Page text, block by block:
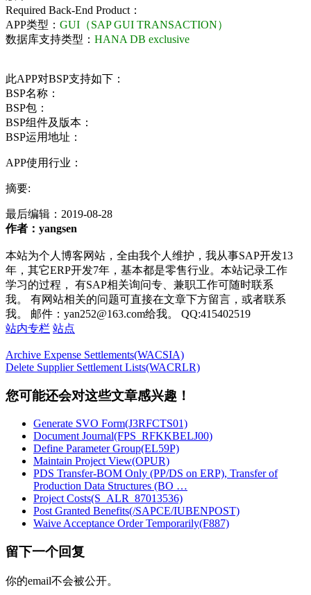
Required Back-End Product：
APP类型： GUI（SAP GUI TRANSACTION）
数据库支持类型： HANA DB exclusive
此APP对BSP支持如下：
BSP名称：
BSP包：
BSP组件及版本：
BSP运用地址：
APP使用行业：
摘要:
最后编辑： 2019-08-28
作者：yangsen
本站为个人博客网站，全由我个人维护，我从事SAP开发13
年，其它ERP开发7年，基本都是零售行业。本站记录工作
学习的过程， 有SAP相关询问专、兼职工作可随时联系
我。 有网站相关的问题可直接在文章下方留言，或者联系
我。 邮件：yan252@163.com给我。 QQ:415402519
站内专栏 站点
Archive Expense Settlements(WACSIA)
Delete Supplier Settlement Lists(WACRLR)
您可能还会对这些文章感兴趣！
Generate SVO Form(J3RFCTS01)
Document Journal(FPS_RFKKBELJ00)
Define Parameter Group(EL59P)
Maintain Project View(OPUR)
PDS Transfer-BOM Only (PP/DS on ERP), Transfer of
Production Data Structures (BO …
Project Costs(S_ALR_87013536)
Post Granted Benefits(/SAPCE/IUBENPOST)
Waive Acceptance Order Temporarily(F887)
留下一个回复
你的email不会被公开。